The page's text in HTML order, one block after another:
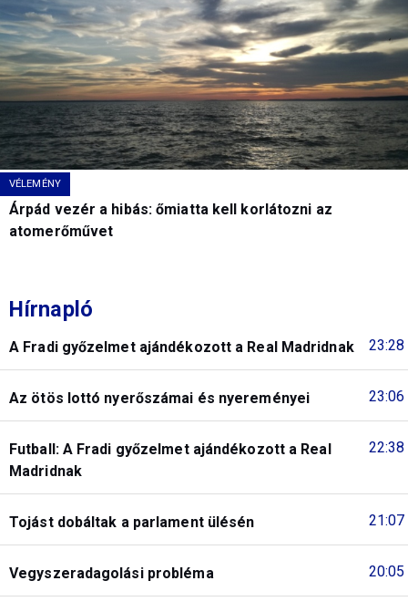
VÉLEMÉNY
Árpád vezér a hibás: őmiatta kell korlátozni az
atomerőművet
Hírnapló
23:28
A Fradi győzelmet ajándékozott a Real Madridnak
23:06
Az ötös lottó nyerőszámai és nyereményei
22:38
Futball: A Fradi győzelmet ajándékozott a Real
Madridnak
21:07
Tojást dobáltak a parlament ülésén
20:05
Vegyszeradagolási probléma